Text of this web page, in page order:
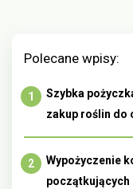
Polecane wpisy:
Szybka
zakup roślin do
Wypożyczenie
początkujących